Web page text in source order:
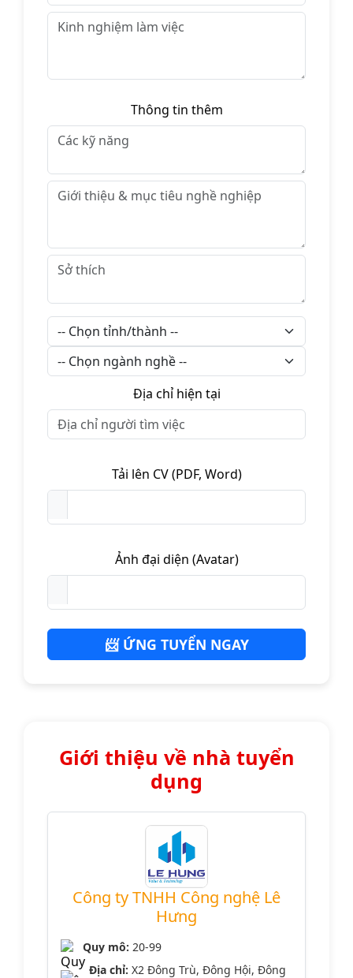
Thông tin thêm
Địa chỉ hiện tại
Tải lên CV (PDF, Word)
Ảnh đại diện (Avatar)
📨 ỨNG TUYỂN NGAY
Giới thiệu về nhà tuyển
dụng
Công ty TNHH Công nghệ Lê
Hưng
Quy mô: 20-99
Địa chỉ: X2 Đông Trù, Đông Hội, Đông